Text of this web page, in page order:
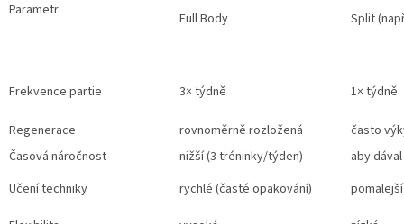
Parametr Full Body Split
Frekvence partie 3× týdně 1× týdně
Regenerace rovnoměrně rozložená
často
Časová náročnost
nižší (3 tréninky/týden)
aby
Učení techniky
rychlé (časté opakování) pomalejší